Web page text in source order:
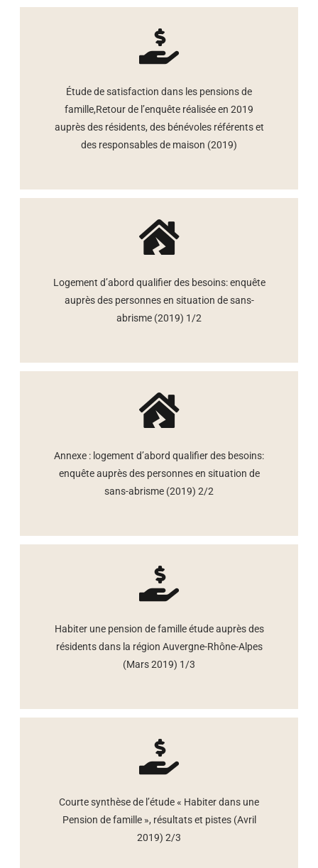
Étude de satisfaction dans les pensions de
famille,Retour de l’enquête réalisée en 2019
auprès des résidents, des bénévoles référents et
des responsables de maison (2019)
Logement d’abord qualifier des besoins: enquête
auprès des personnes en situation de sans-
abrisme (2019) 1/2
Annexe : logement d’abord qualifier des besoins:
enquête auprès des personnes en situation de
sans-abrisme (2019) 2/2
Habiter une pension de famille étude auprès des
résidents dans la région Auvergne-Rhône-Alpes
(Mars 2019) 1/3
Courte synthèse de l’étude « Habiter dans une
Pension de famille », résultats et pistes (Avril
2019) 2/3